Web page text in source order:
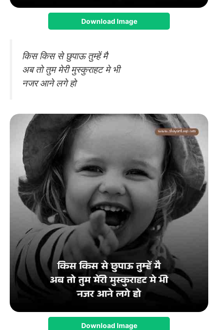
Download Image
किस किस से छुपाऊ तुम्हें मै
अब तो तुम मेरी मुस्कुराहट मे भी
नजर आने लगे हो
Download Image